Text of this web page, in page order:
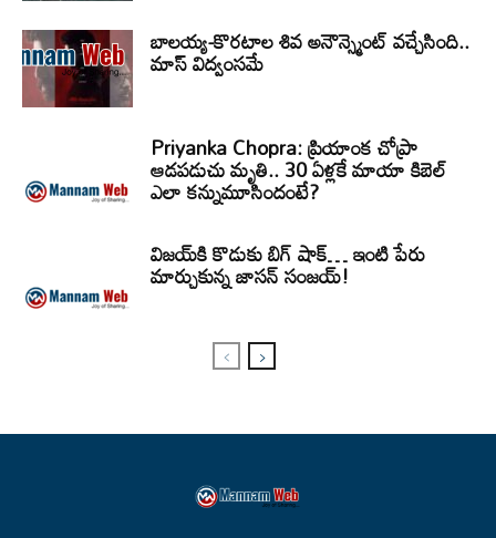
బాలయ్య-కొరటాల శివ అనౌన్స్మెంట్ వచ్చేసింది..
మాస్ విద్వంసమే
Priyanka Chopra: ప్రియాంక చోప్రా
ఆడపడుచు మృతి.. 30 ఏళ్లకే మాయా కిబెల్
ఎలా కన్నుమూసిందంటే?
విజయ్‌కి కొడుకు బిగ్ షాక్… ఇంటి పేరు
మార్చుకున్న జాసన్ సంజయ్!